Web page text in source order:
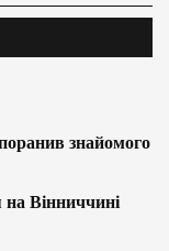
знайомого
на Вінниччині